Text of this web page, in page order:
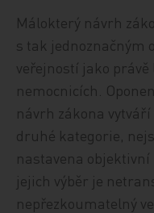
Málokterý návrh
s tak jednoznačným
veřejností jako právě
nemocnicích.
návrh zákona
druhé kategorie,
nastavena
jejich výběr je
nepřezkoumatelný